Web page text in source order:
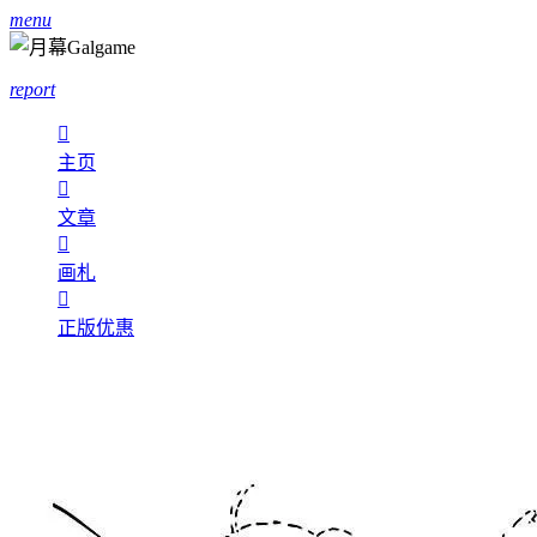
menu
report

主页

文章

画札

正版优惠